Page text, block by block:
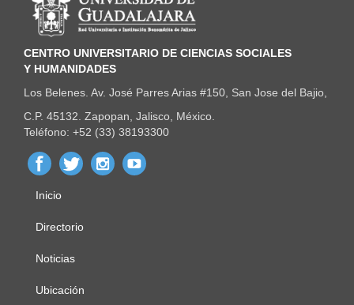
CENTRO UNIVERSITARIO DE CIENCIAS SOCIALES
Y HUMANIDADES
Los Belenes. Av. José Parres Arias #150, San Jose del Bajio,
C.P. 45132. Zapopan, Jalisco, México.
Teléfono: +52 (33) 38193300
Menú
principal
Inicio
Directorio
Noticias
Ubicación